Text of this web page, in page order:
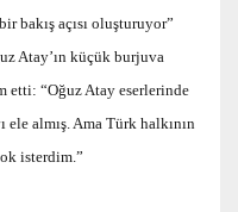
bakış açısı oluşturuyor”
Atay’ın küçük burjuva
etti: “Oğuz Atay eserlerinde
almış. Ama Türk halkının
isterdim.”